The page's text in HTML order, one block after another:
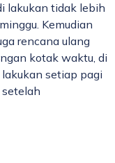
lakukan tidak lebih
Kemudian
rencana ulang
kotak waktu, di
setiap pagi